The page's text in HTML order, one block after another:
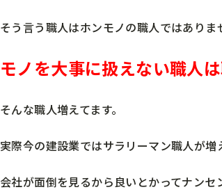
そう言う職人はホンモノの職人ではありま
モノを大事に扱えない職人は
そんな職人増えてます。
実際今の建設業ではサラリーマン職人が増
会社が面倒を見るから良いとかってナンセ